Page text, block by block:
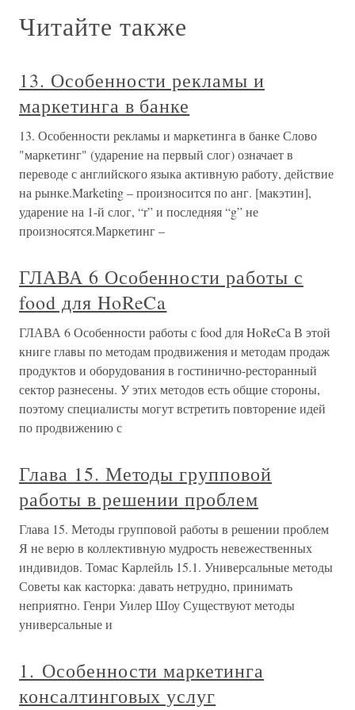
Читайте также
13. Особенности рекламы и
маркетинга в банке
13. Особенности рекламы и маркетинга в банке Слово
"маркетинг" (ударение на первый слог) означает в
переводе с английского языка активную работу, действие
на рынке.Marketing – произносится по анг. [макэтин],
ударение на 1-й слог, “r” и последняя “g” не
произносятся.Маркетинг –
ГЛАВА 6 Особенности работы с
food для HoReCa
ГЛАВА 6 Особенности работы с food для HoReCa В этой
книге главы по методам продвижения и методам продаж
продуктов и оборудования в гостинично-ресторанный
сектор разнесены. У этих методов есть общие стороны,
поэтому специалисты могут встретить повторение идей
по продвижению с
Глава 15. Методы групповой
работы в решении проблем
Глава 15. Методы групповой работы в решении проблем
Я не верю в коллективную мудрость невежественных
индивидов. Томас Карлейль 15.1. Универсальные методы
Советы как касторка: давать нетрудно, принимать
неприятно. Генри Уилер Шоу Существуют методы
универсальные и
1. Особенности маркетинга
консалтинговых услуг